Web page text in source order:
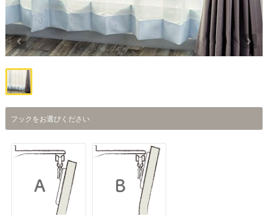
フックをお選びください